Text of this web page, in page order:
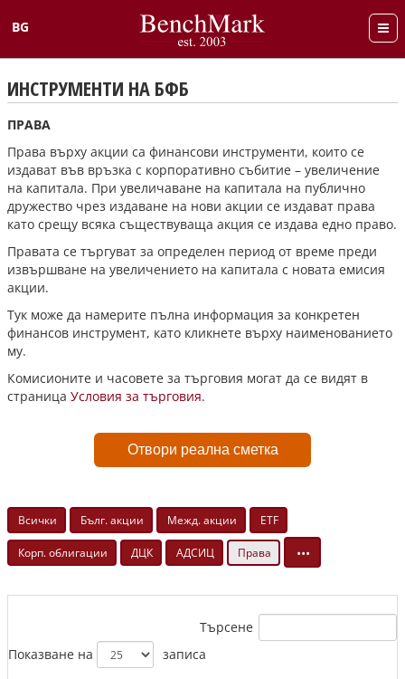
BG
English
ИНСТРУМЕНТИ НА БФБ
ПРАВА
Права върху акции са финансови инструменти, които се
издават във връзка с корпоративно събитие – увеличение
на капитала. При увеличаване на капитала на публично
дружество чрез издаване на нови акции се издават права
като срещу всяка съществуваща акция се издава едно право.
Правата се търгуват за определен период от време преди
извършване на увеличението на капитала с новата емисия
акции.
Тук може да намерите пълна информация за конкретен
финансов инструмент, като кликнете върху наименованието
му.
Комисионите и часовете за търговия могат да се видят в
страница Условия за търговия.
Отвори реална сметка
Всички Бълг. акции Межд. акции ETF
Корп. облигации ДЦК АДСИЦ Права •••
Търсене
Показване на
записа